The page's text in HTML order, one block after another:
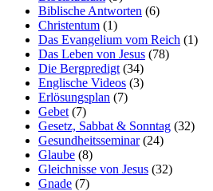
Biblische Antworten (6)
Christentum (1)
Das Evangelium vom Reich (1)
Das Leben von Jesus (78)
Die Bergpredigt (34)
Englische Videos (3)
Erlösungsplan (7)
Gebet (7)
Gesetz, Sabbat & Sonntag (32)
Gesundheitsseminar(24)
Glaube (8)
Gleichnisse von Jesus (32)
Gnade (7)